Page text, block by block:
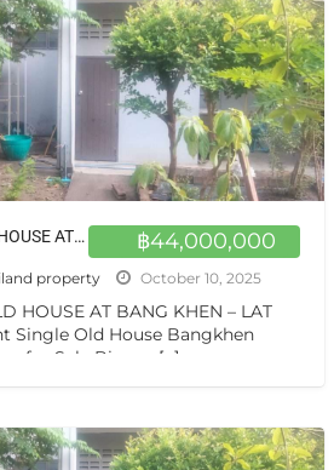
฿44,000,000
SELL LAND WITH OLD HOUSE AT BANG KHEN – LAT PHRAO ขายที่ดินพร้อมบ้านเก่า บางเขน ลาดพร้าว
property October 10, 2025
HOUSE AT BANG KHEN – LAT
Single Old House Bangkhen
for Sale Bigger […]